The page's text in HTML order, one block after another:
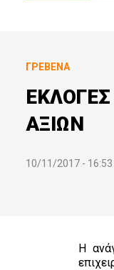
ΓΡΕΒΕΝΆ
ΑΞΙΩΝ
10/11/2017 - 16:53
Η